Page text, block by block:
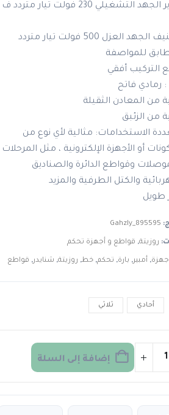
تقدير الجهد التشغيلي 230 فولت تيار متردد ف
تصنيف الجهد العزل 500 فولت تيار متردد
للمواصفة
التركيب أفقي
: رمادي فاتح
من المعادن الثقيلة
من الزئبق
الاستخدامات: مثالية لأي نوع من
أو الأجهزة الإلكترونية ، مثل المرحلات
وقواطع الدائرة والصناديق
والكتل الطرفية والمزيد
طويل
Gahzly_895595
روزيتة, قواطع و أجهزة تحكم
, أمبير, بارة, تحكم,خط, روزيتة, شنايدر, قواطع
أحادي ثلاثي
إضافة إلى السلة